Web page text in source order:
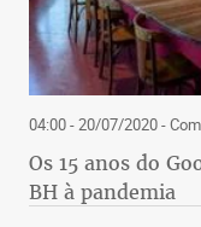
04:00 - 20/07/2020-
Os 15 anos do
BH à pandemia